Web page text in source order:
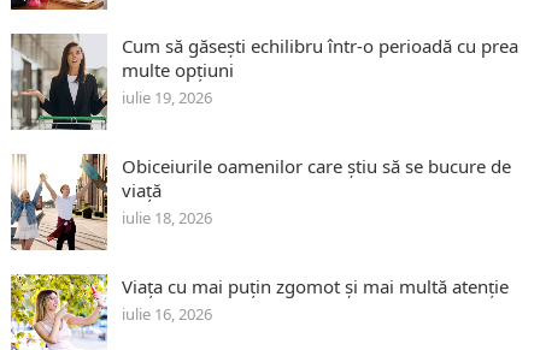
Cum să găsești echilibru într-o perioadă cu prea
multe opțiuni
iulie 19, 2026
Obiceiurile oamenilor care știu să se bucure de
viață
iulie 18, 2026
Viața cu mai puțin zgomot și mai multă atenție
iulie 16, 2026